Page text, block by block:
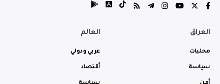
العراق
محليات
سياسة
العالم
عربي ودولي
أقتصاد